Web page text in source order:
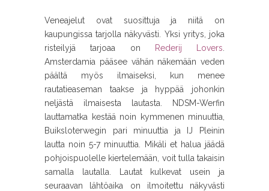
Veneajelut ovat suosittuja ja niitä on
kaupungissa tarjolla näkyvästi. Yksi yritys, joka
risteilyjä tarjoaa on
Rederij Lovers
Amsterdamia pääsee vähän näkemään veden
päältä myös ilmaiseksi, kun menee
rautatieaseman taakse ja hyppää johonkin
neljästä ilmaisesta lautasta. NDSM-Werfin
lauttamatka kestää noin kymmenen minuuttia,
Buiksloterwegin pari minuuttia ja IJ Pleinin
lautta noin 5-7 minuuttia. Mikäli et halua jäädä
pohjoispuolelle kiertelemään, voit tulla takaisin
samalla lautalla. Lautat kulkevat usein ja
seuraavan lähtöaika on ilmoitettu näkyvästi